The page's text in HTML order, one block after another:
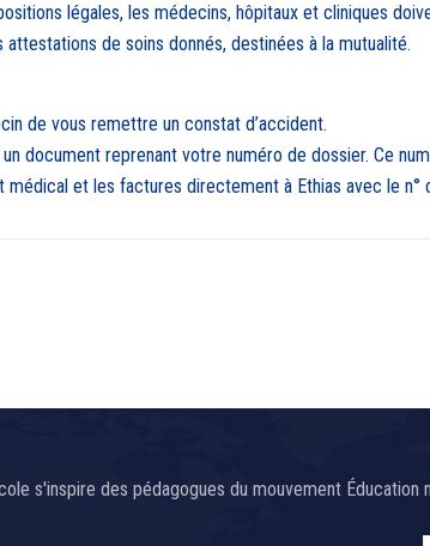
légales, les médecins, hôpitaux et cliniques
de soins donnés, destinées à la mutualité.
de vous remettre un constat d’accident.
document reprenant votre numéro de dossier. Ce
et les factures directement à Ethias avec le n°
s'inspire des pédagogues du mouvement